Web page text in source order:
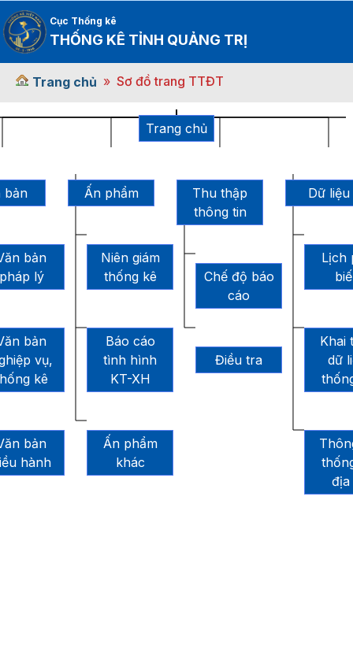
Cục Thống kê
THỐNG KÊ TỈNH QUẢNG TRỊ
Trang chủ Sơ đồ trang TTĐT
Trang chủ
bản
bản
lý
bản
vụ,
kê
bản
hành
Ấn phẩm
Niên giám
thống kê
Báo cáo
tình hình
KT-XH
Ấn phẩm
khác
Thu thập
thông tin
Chế độ báo
cáo
Điều tra
Dữ liệu
Lịch
Khai
dữ
địa